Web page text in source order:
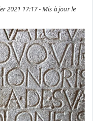
2021 17:17 - Mis à jour le